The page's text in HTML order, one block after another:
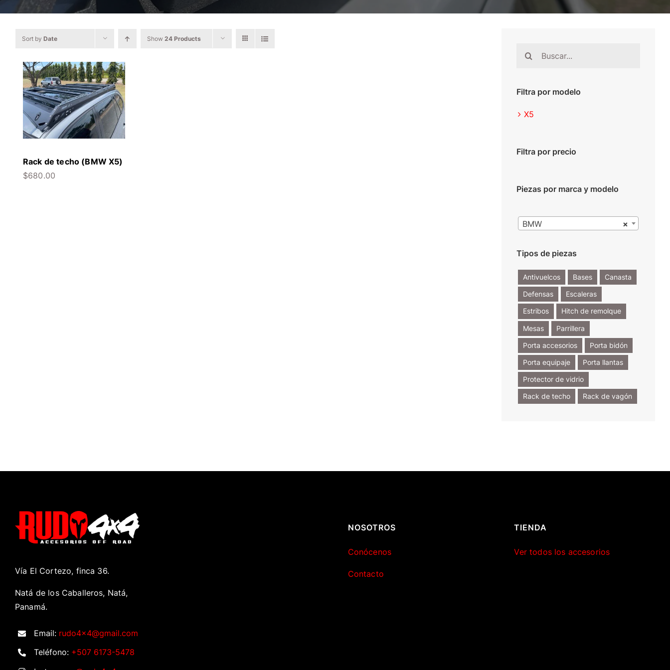
Sort by Date Show 24 Products
Rack de techo (BMW X5)
$680.00
Buscar:
Filtra por modelo
X5
Filtra por precio
Piezas por marca y modelo
×
BMW
Tipos de piezas
Antivuelcos Bases Canasta
Defensas Escaleras
Estribos Hitch de remolque
Mesas Parrillera
Porta accesorios Porta bidón
Porta equipaje Porta llantas
Protector de vidrio
Rack de techo Rack de vagón
Vía El Cortezo, finca 36.
Natá de los Caballeros, Natá,
Panamá.
Email: rudo4x4@gmail.com
Teléfono: +507 6173-5478
NOSOTROS
Conócenos
Contacto
TIENDA
Ver todos los accesorios